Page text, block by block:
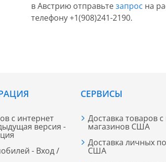
в Австрию отправьтезапрос на
телефону +1(908)241-2190.
с интернет
версия -
- Вход /
СЕРВИСЫ
Доставка товаров
магазинов США
Доставка личных
США